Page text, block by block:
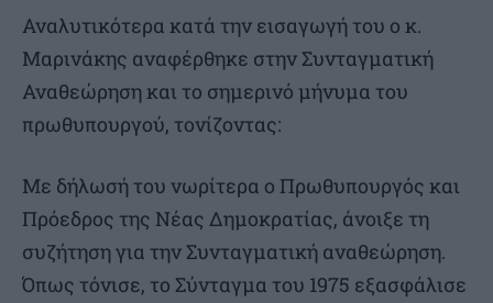
Αναλυτικότερα κατά την εισαγωγή του ο κ.
Μαρινάκης αναφέρθηκε στην Συνταγματική
Αναθεώρηση και το σημερινό μήνυμα του
πρωθυπουργού, τονίζοντας:
Με δήλωσή του νωρίτερα ο Πρωθυπουργός και
Πρόεδρος της Νέας Δημοκρατίας, άνοιξε τη
συζήτηση για την Συνταγματική αναθεώρηση.
Όπως τόνισε, το Σύνταγμα του 1975 εξασφάλισε